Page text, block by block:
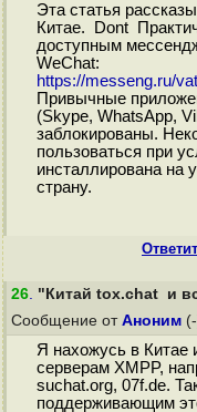
Эта статья
Китае. Dont
доступным
WeChat:
https://messeng.ru/
Привычные
(Skype, WhatsApp,
заблокированы.
пользоваться при
инсталлирована на
страну.
26. "Китай tox.chat и
Сообщение от Аноним
Я нахожусь в Китае
серверам XMPP,
suchat.org, 07f.de.
поддерживающим